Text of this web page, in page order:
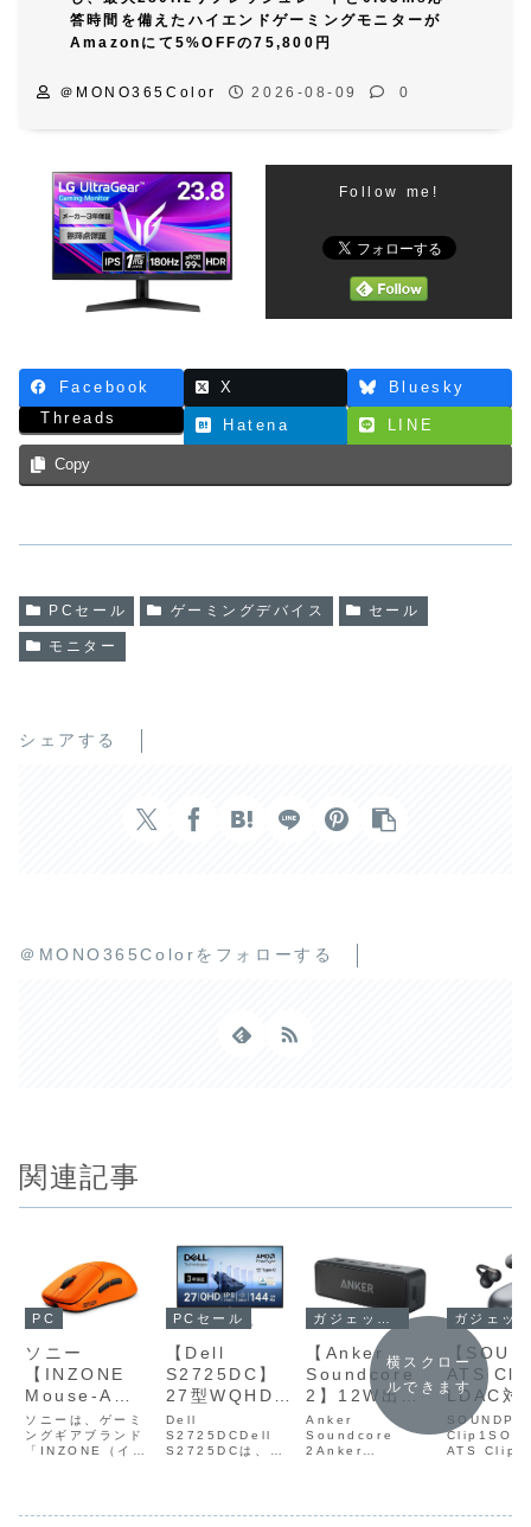
答時間を備えたハイエンドゲーミングモニターが
Amazonにて5%OFFの75,800円
＠MONO365Color 2026-08-09 0
Follow me!
Facebook X
Bluesky
Threads
Hatena LINE
Copy
PCセール ゲーミングデバイス セール
モニター
シェアする
＠MONO365Colorをフォローする
関連記事
PC
ソニー
【INZONE
Mouse-A
Fnatic
Edition】
Fnaticの象徴
ソニーは、ゲーミ
ングギアブランド
「INZONE（イン
PCセール
【Dell
S2725DC】
27型WQHD解
像度のIPSパ
ネルを採用
し、144Hzリ
Dell
S2725DCDell
S2725DCは、27
【Anker
Soundcore
2】12W出
力・最大24時
間再生・IPX7
防水・デュア
Anker
Soundcore
2Anker
【
ATS
LDAC対
耳を塞が
イヤーカ
のオープ
ATS Clip1
横スクロー
ルできます